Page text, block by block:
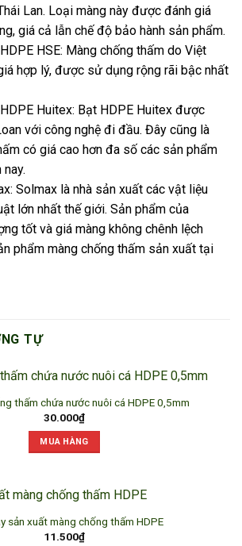
Lan. Loại màng này được đánh giá
giá cả lẫn chế độ bảo hành sản phẩm.
HSE: Màng chống thấm do Việt
hợp lý, được sử dụng rộng rãi bậc nhất
Huitex: Bạt HDPE Huitex được
với công nghệ đi đầu. Đây cũng là
có giá cao hơn đa số các sản phẩm
Solmax là nhà sản xuất các vật liệu
lớn nhất thế giới. Sản phẩm của
tốt và giá màng không chênh lệch
phẩm màng chống thấm sản xuất tại
TỰ
thấm chứa nước nuôi cá HDPE 0,5mm
30.000₫
MUA HÀNG
sản xuất màng chống thấm HDPE
11.500₫